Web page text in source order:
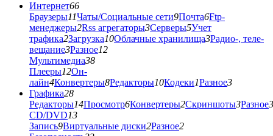
Интернет66
Браузеры11Чаты/Социальные сети9Почта6Ftp-
менеджеры2Rss агрегаторы3Серверы5Учет
трафика2Загрузка10Облачные хранилища3Радио-, теле-
вещание3Разное12
Мультимедиа38
Плееры12Он-
лайн4Конвертеры8Редакторы10Кодеки1Разное3
Графика28
Редакторы14Просмотр6Конвертеры2Скриншоты3Разное3
CD/DVD13
Запись9Виртуальные диски2Разное2